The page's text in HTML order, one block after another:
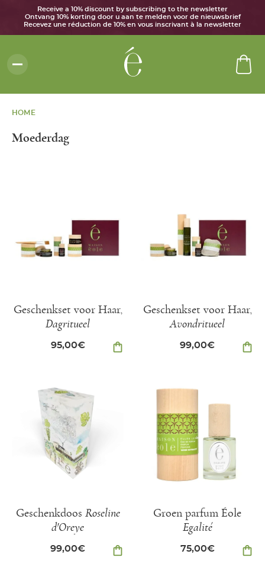
Receive a 10% discount by subscribing to the newsletter
Ontvang 10% korting door u aan te melden voor de nieuwsbrief
Recevez une réduction de 10% en vous inscrivant à la newsletter
HOME
Moederdag
Geschenkset voor Haar,
Dagritueel
95,00€ shopping_bag
Geschenkset voor Haar,
Avondritueel
99,00€ shopping_bag
Geschenkdoos Roseline
d'Oreye
99,00€ shopping_bag
Groen parfum Éole
Egalité
75,00€ shopping_bag